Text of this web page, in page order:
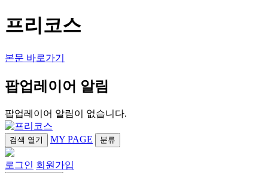
프리코스
본문 바로가기
팝업레이어 알림
팝업레이어 알림이 없습니다.
검색 열기 MY PAGE 분류
로그인 회원가입